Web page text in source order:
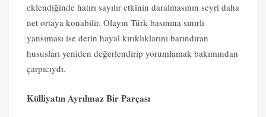
eklendiğinde hatırı sayılır etkinin daralmasının seyri daha
net ortaya konabilir. Olayın Türk basınına sınırlı
yansıması ise derin hayal kırıklıklarını barındıran
hususları yeniden değerlendirip yorumlamak bakımından
çarpıcıydı.
Külliyatın Ayrılmaz Bir Parçası